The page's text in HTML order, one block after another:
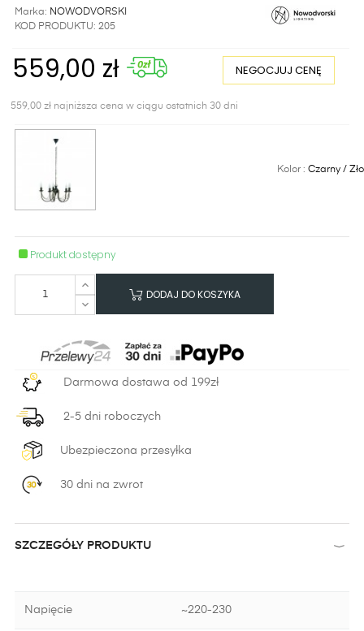
Marka: NOWODVORSKI
KOD PRODUKTU: 205
559,00 zł NEGOCJUJ CENĘ
559,00 zł najniższa cena w ciągu ostatnich 30 dni
Kolor :Czarny /
Produkt dostępny
DODAJ DO KOSZYKA
Darmowa dostawa od 199zł
2-5 dni roboczych
Ubezpieczona przesyłka
30 dni na zwrot
SZCZEGÓŁY PRODUKTU
Napięcie ~220-230